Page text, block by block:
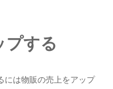
プする
には物販の売上をアップ